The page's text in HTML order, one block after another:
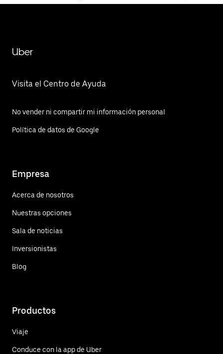
Uber
Visita el Centro de Ayuda
No vender ni compartir mi información personal
Política de datos de Google
Empresa
Acerca de nosotros
Nuestras opciones
Sala de noticias
Inversionistas
Blog
Productos
Viaje
Conduce con la app de Uber